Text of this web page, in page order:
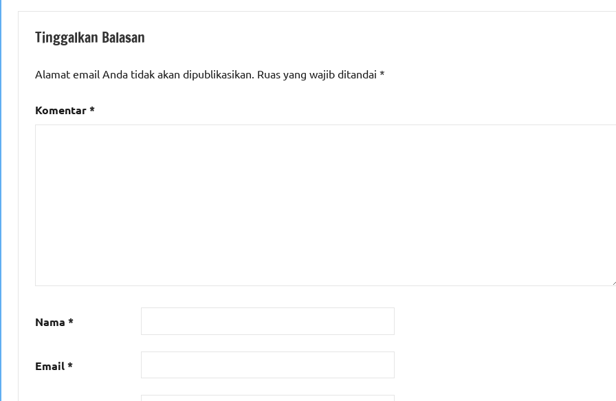
Tinggalkan Balasan
Alamat email Anda tidak akan dipublikasikan. Ruas yang wajib ditandai *
Komentar*
Nama *
Email*